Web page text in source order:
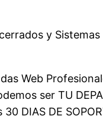
y
Web
ser TU
DIAS DE